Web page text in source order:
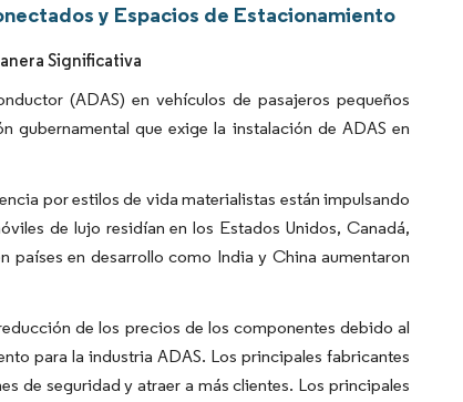
y Espacios de Estacionamiento
Significativa
(ADAS) en vehículos de pasajeros pequeños
gubernamental que exige la instalación de ADAS en
por estilos de vida materialistas están impulsando
de lujo residían en los Estados Unidos, Canadá,
países en desarrollo como India y China aumentaron
de los precios de los componentes debido al
para la industria ADAS. Los principales fabricantes
de seguridad y atraer a más clientes. Los principales